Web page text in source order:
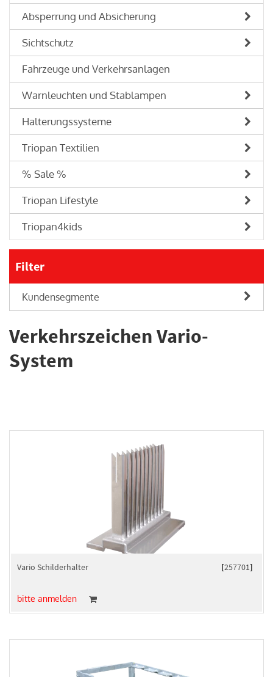
Absperrung und Absicherung
Sichtschutz
Fahrzeuge und Verkehrsanlagen
Warnleuchten und Stablampen
Halterungssysteme
Triopan Textilien
% Sale %
Triopan Lifestyle
Triopan4kids
Filter
Kundensegmente
Verkehrszeichen Vario-
System
[257701]
Vario Schilderhalter
bitte anmelden